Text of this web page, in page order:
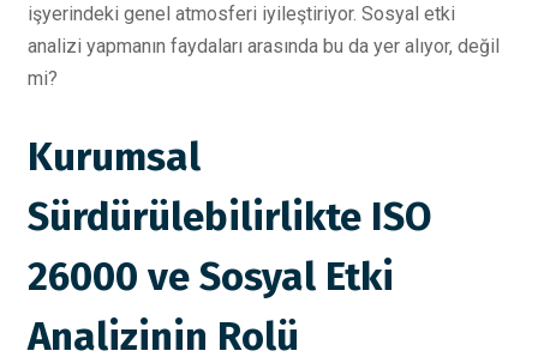
işyerindeki genel atmosferi iyileştiriyor. Sosyal etki
analizi yapmanın faydaları arasında bu da yer alıyor, değil
mi?
Kurumsal
Sürdürülebilirlikte ISO
26000 ve Sosyal Etki
Analizinin Rolü